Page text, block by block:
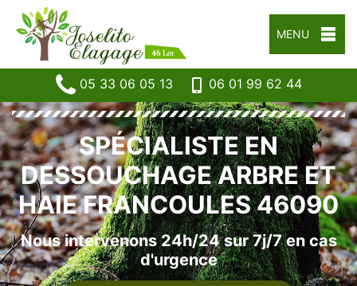
MENU
05 33 06 05 13 06 01 99 62 44
SPÉCIALISTE EN
DESSOUCHAGE ARBRE ET
HAIE FRANCOULES 46090
Nous intervenons 24h/24 sur 7j/7 en cas
d'urgence